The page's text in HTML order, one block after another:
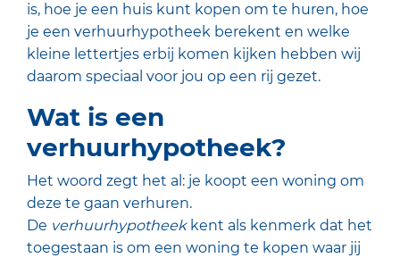
is, hoe je een huis kunt kopen om te huren, hoe
je een verhuurhypotheek berekent en welke
kleine lettertjes erbij komen kijken hebben wij
daarom speciaal voor jou op een rij gezet.
Wat is een
verhuurhypotheek?
Het woord zegt het al: je koopt een woning om
deze te gaan verhuren.
De verhuurhypotheekkent als kenmerk dat het
toegestaan is om een woning te kopen waar jij